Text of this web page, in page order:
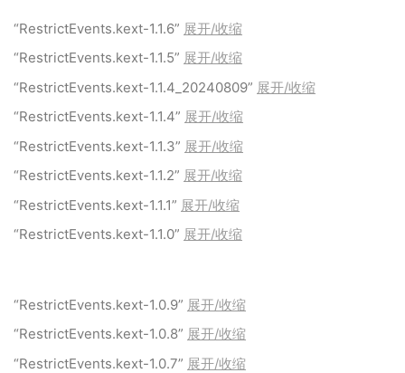
“RestrictEvents.kext-1.1.6” 展开/收缩
“RestrictEvents.kext-1.1.5” 展开/收缩
“RestrictEvents.kext-1.1.4_20240809” 展开/收缩
“RestrictEvents.kext-1.1.4” 展开/收缩
“RestrictEvents.kext-1.1.3” 展开/收缩
“RestrictEvents.kext-1.1.2” 展开/收缩
“RestrictEvents.kext-1.1.1” 展开/收缩
“RestrictEvents.kext-1.1.0” 展开/收缩
“RestrictEvents.kext-1.0.9” 展开/收缩
“RestrictEvents.kext-1.0.8” 展开/收缩
“RestrictEvents.kext-1.0.7” 展开/收缩